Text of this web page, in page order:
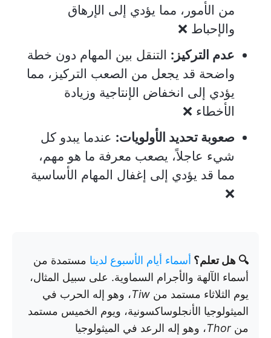
من الأمور، مما يؤدي إلى الإرهاق
والإحباط ❌
عدم التركيز: التنقل بين المهام دون خطة
واضحة قد يجعل من الصعب التركيز، مما
يؤدي إلى انخفاض الإنتاجية وزيادة
الأخطاء ❌
صعوبة تحديد الأولويات: عندما يبدو كل
شيء عاجلاً، يصعب معرفة ما هو مهم،
مما قد يؤدي إلى إغفال المهام الأساسية
❌
🔍 هل تعلم؟ أسماء أيام الأسبوع لدينا مستمدة من
أسماء الآلهة والأجرام السماوية. على سبيل المثال،
يوم الثلاثاء مستمد من Tiw، وهو إله الحرب في
الميثولوجيا الأنجلوساكسونية، ويوم الخميس مستمد
من Thor، وهو إله الرعد في الميثولوجيا